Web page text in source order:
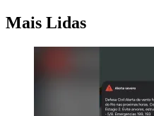
Mais Lidas